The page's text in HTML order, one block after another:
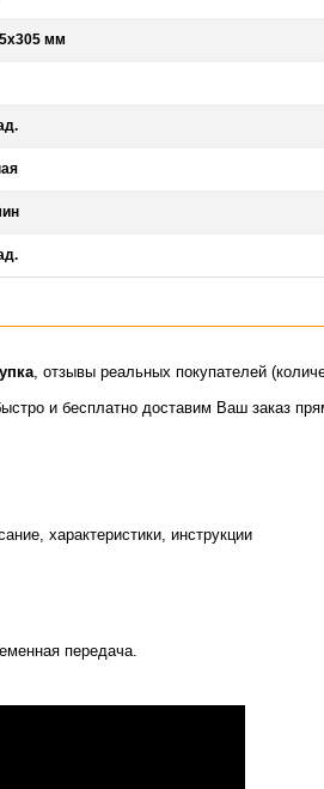
мм
, отзывы реальных покупателей
и бесплатно доставим Ваш заказ
характеристики, инструкции
передача.